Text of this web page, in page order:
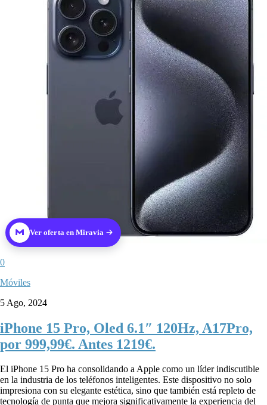
Ver oferta en Miravia
0
Móviles
5 Ago, 2024
iPhone 15 Pro, Oled 6.1″ 120Hz, A17Pro,
por 999,99€. Antes 1219€.
El iPhone 15 Pro ha consolidando a Apple como un líder indiscutible
en la industria de los teléfonos inteligentes. Este dispositivo no solo
impresiona con su elegante estética, sino que también está repleto de
tecnología de punta que mejora significativamente la experiencia del